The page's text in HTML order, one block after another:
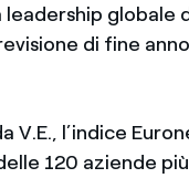
leadership globale
di fine
V.E., l’indice
120 aziende